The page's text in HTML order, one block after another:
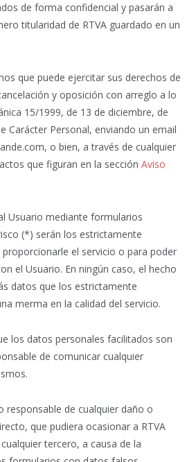
de forma confidencial y pasarán a
titularidad de RTVA guardado en un
que puede ejercitar sus derechos de
y oposición con arreglo a lo
15/1999, de 13 de diciembre, de
Carácter Personal, enviando un email
o bien, a través de cualquier
que figuran en la sección Aviso
Usuario mediante formularios
(*) serán los estrictamente
el servicio o para poder
el Usuario. En ningún caso, el hecho
datos que los estrictamente
merma en la calidad del servicio.
los datos personales facilitados son
de comunicar cualquier
responsable de cualquier daño o
que pudiera ocasionar a RTVA
tercero, a causa de la